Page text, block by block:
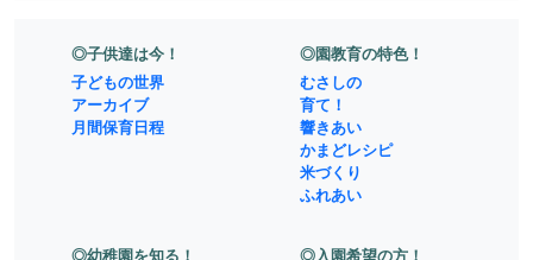
◎子供達は今！
子どもの世界
アーカイブ
月間保育日程
◎園教育の特色！
むさしの
育て！
響きあい
かまどレシピ
米づくり
ふれあい
◎幼稚園を知る！ ◎入園希望の方！